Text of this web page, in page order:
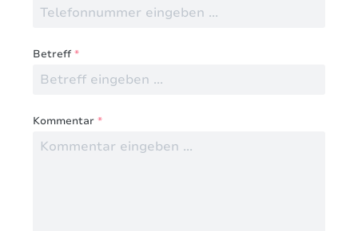
Betreff*
Kommentar *